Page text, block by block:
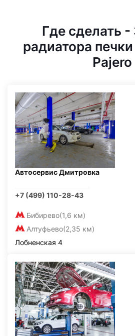
Где сделать
радиатора
Pajero
Автосервис Дмитровка
+7 (499) 110-28-43
Бибирево(1,6 км)
Алтуфьево(2,35 км)
Лобненская 4